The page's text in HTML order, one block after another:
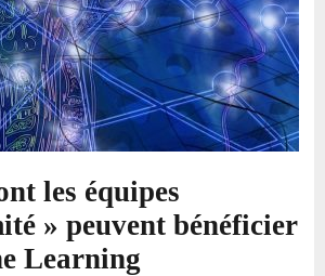
les équipes
» peuvent bénéficier
Learning